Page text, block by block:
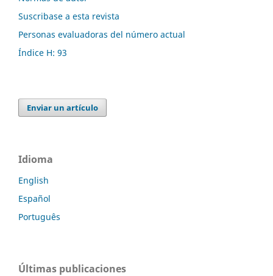
Suscribase a esta revista
Personas evaluadoras del número actual
Índice H: 93
Enviar un artículo
Idioma
English
Español
Português
Últimas publicaciones